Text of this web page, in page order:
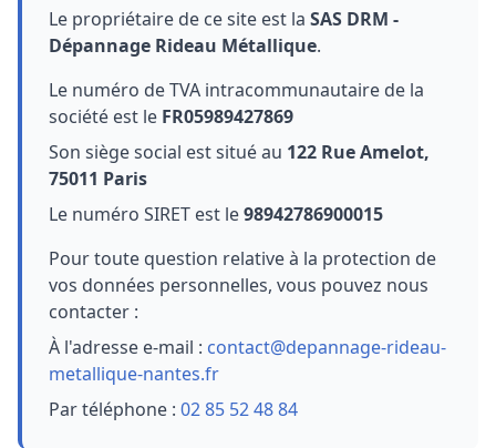
Le propriétaire de ce site est la SAS DRM -
Dépannage Rideau Métallique.
Le numéro de TVA intracommunautaire de la
société est le FR05989427869
Son siège social est situé au 122 Rue Amelot,
75011 Paris
Le numéro SIRET est le98942786900015
Pour toute question relative à la protection de
vos données personnelles, vous pouvez nous
contacter :
À l'adresse e-mail : contact@depannage-rideau-
metallique-nantes.fr
Par téléphone : 02 85 52 48 84